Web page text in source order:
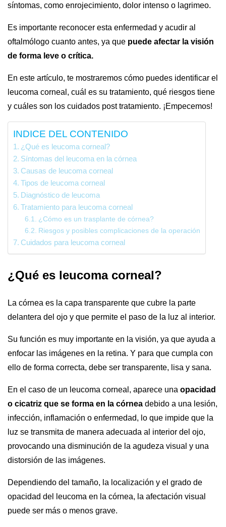
síntomas, como enrojecimiento, dolor intenso o lagrimeo.
Es importante reconocer esta enfermedad y acudir al
oftalmólogo cuanto antes, ya que puede afectar la visión
de forma leve o crítica.
En este artículo, te mostraremos cómo puedes identificar el
leucoma corneal, cuál es su tratamiento, qué riesgos tiene
y cuáles son los cuidados post tratamiento. ¡Empecemos!
INDICE DEL CONTENIDO
¿Qué es leucoma corneal?
Síntomas del leucoma en la córnea
Causas de leucoma corneal
Tipos de leucoma corneal
Diagnóstico de leucoma
Tratamiento para leucoma corneal
¿Cómo es un trasplante de córnea?
Riesgos y posibles complicaciones de la operación
Cuidados para leucoma corneal
¿Qué es leucoma corneal?
La córnea es la capa transparente que cubre la parte
delantera del ojo y que permite el paso de la luz al interior.
Su función es muy importante en la visión, ya que ayuda a
enfocar las imágenes en la retina. Y para que cumpla con
ello de forma correcta, debe ser transparente, lisa y sana.
En el caso de un leucoma corneal, aparece una opacidad
o cicatriz que se forma en la córnea debido a una lesión,
infección, inflamación o enfermedad, lo que impide que la
luz se transmita de manera adecuada al interior del ojo,
provocando una disminución de la agudeza visual y una
distorsión de las imágenes.
Dependiendo del tamaño, la localización y el grado de
opacidad del leucoma en la córnea, la afectación visual
puede ser más o menos grave.